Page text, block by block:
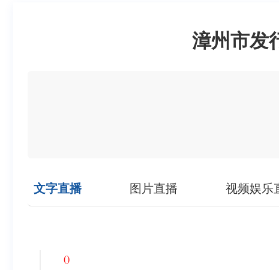
漳州市发
文字直播 图片直播 视频娱乐
()